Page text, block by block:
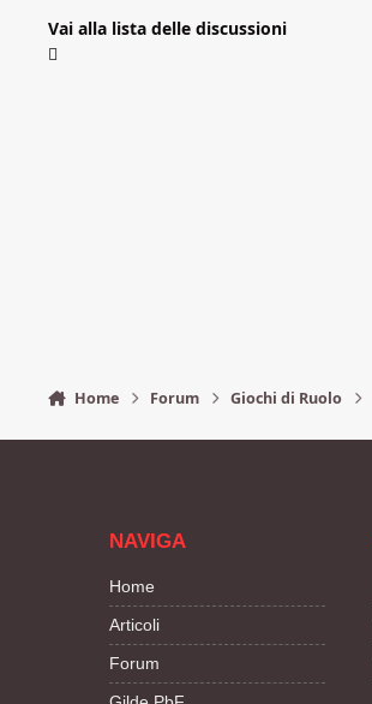
Vai alla lista delle discussioni
Home Forum Giochi di Ruolo
NAVIGA
Home
Articoli
Forum